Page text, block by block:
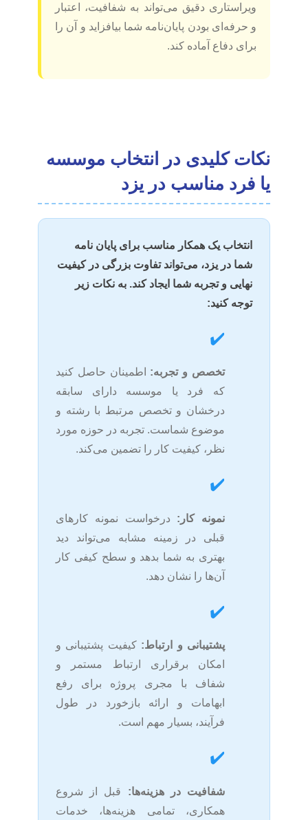
ویراستاری دقیق می‌تواند به شفافیت، اعتبار
و حرفه‌ای بودن پایان‌نامه شما بیافزاید و آن را
برای دفاع آماده کند.
نکات کلیدی در انتخاب موسسه
یا فرد مناسب در یزد
انتخاب یک همکار مناسب برای پایان نامه
شما در یزد، می‌تواند تفاوت بزرگی در کیفیت
نهایی و تجربه شما ایجاد کند. به نکات زیر
توجه کنید:
✔️
تخصص و تجربه:اطمینان حاصل کنید
که فرد یا موسسه دارای سابقه
درخشان و تخصص مرتبط با رشته و
موضوع شماست. تجربه در حوزه مورد
نظر، کیفیت کار را تضمین می‌کند.
✔️
نمونه کار: درخواست نمونه کارهای
قبلی در زمینه مشابه می‌تواند دید
بهتری به شما بدهد و سطح کیفی کار
آن‌ها را نشان دهد.
✔️
پشتیبانی و ارتباط:کیفیت پشتیبانی و
امکان برقراری ارتباط مستمر و
شفاف با مجری پروژه برای رفع
ابهامات و ارائه بازخورد در طول
فرآیند، بسیار مهم است.
✔️
شفافیت در هزینه‌ها:قبل از شروع
همکاری، تمامی هزینه‌ها، خدمات